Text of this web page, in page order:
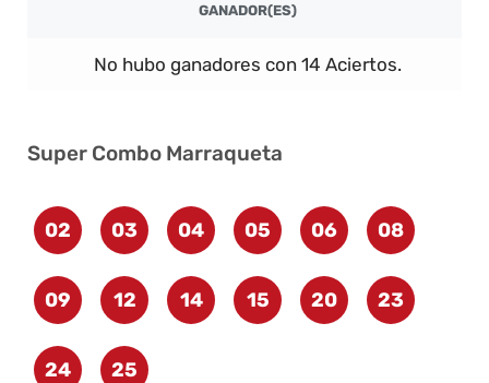
GANADOR(ES)
No hubo ganadores con 14 Aciertos.
Super Combo Marraqueta
02 03 04 05 06 08
09 12 14 15 20 23
24 25